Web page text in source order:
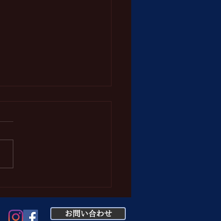
ランチ営業変更につい
全面通行止めに伴い、白馬
め、ランチ営業を不定休
10食限定）で営業しており
お問い合わせ